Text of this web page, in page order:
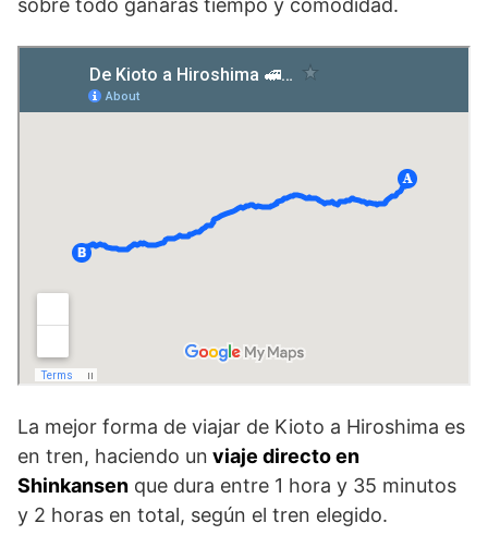
La mejor forma de viajar de Kioto a Hiroshima es
en tren, haciendo un viaje directo en
Shinkansen que dura entre 1 hora y 35 minutos
y 2 horas en total, según el tren elegido.